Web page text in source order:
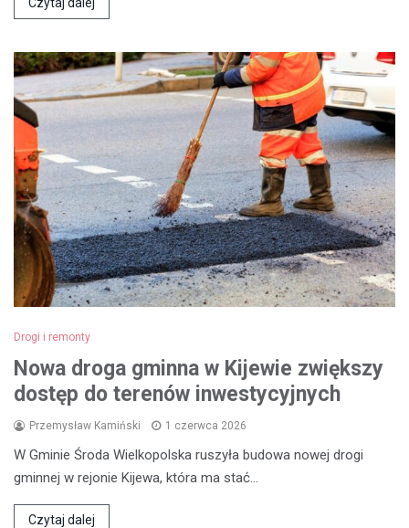
Drogi i remonty
Nowa droga gminna w Kijewie zwiększy
dostęp do terenów inwestycyjnych
Przemysław Kamiński 1 czerwca 2026
W Gminie Środa Wielkopolska ruszyła budowa nowej drogi
gminnej w rejonie Kijewa, która ma stać…
Czytaj dalej